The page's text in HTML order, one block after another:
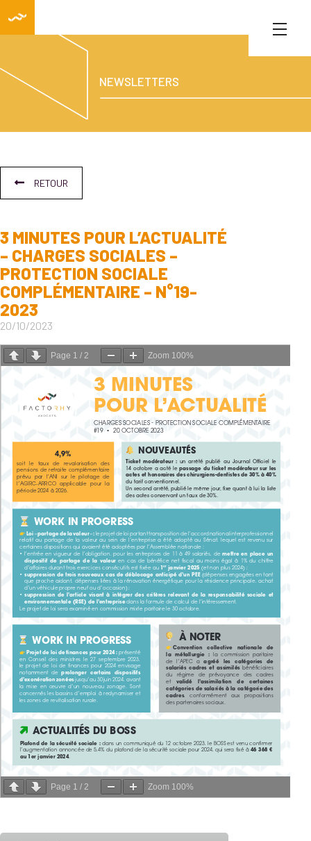
NEWSLETTERS
RETOUR
3 MINUTES POUR L’ACTUALITÉ
– CHARGES SOCIALES –
PROTECTION SOCIALE
COMPLÉMENTAIRE – N°19-
2023
20/10/2023
Page 1 / 2 Zoom 100%
Page 1 / 2 Zoom 100%